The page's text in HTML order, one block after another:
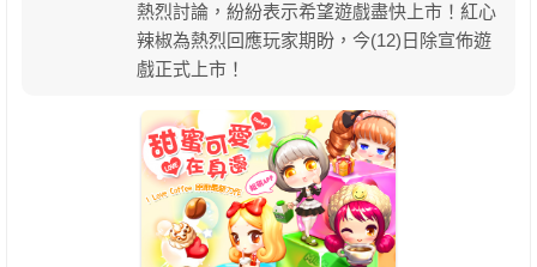
熱烈討論，紛紛表示希望遊戲盡快上市！紅心
辣椒為熱烈回應玩家期盼，今(12)日除宣佈遊
戲正式上市！